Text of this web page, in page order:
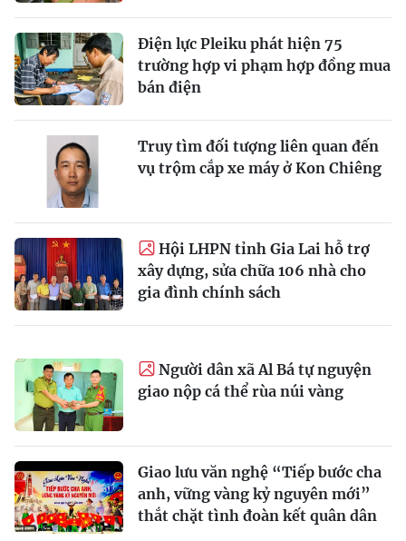
Điện lực Pleiku phát hiện 75
trường hợp vi phạm hợp đồng mua
bán điện
Truy tìm đối tượng liên quan đến
vụ trộm cắp xe máy ở Kon Chiêng
Hội LHPN tỉnh Gia Lai hỗ trợ
xây dựng, sửa chữa 106 nhà cho
gia đình chính sách
Người dân xã Al Bá tự nguyện
giao nộp cá thể rùa núi vàng
Giao lưu văn nghệ “Tiếp bước cha
anh, vững vàng kỷ nguyên mới”
thắt chặt tình đoàn kết quân dân